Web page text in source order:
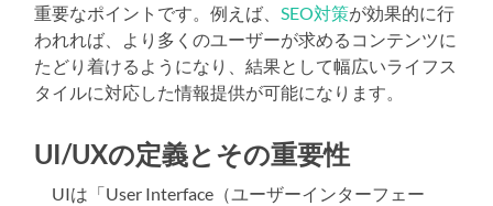
重要なポイントです。例えば、 SEO対策が効果的に行
われれば、より多くのユーザーが求めるコンテンツに
たどり着けるようになり、結果として幅広いライフス
タイルに対応した情報提供が可能になります。
UI/UXの定義とその重要性
UIは「User Interface（ユーザーインターフェー